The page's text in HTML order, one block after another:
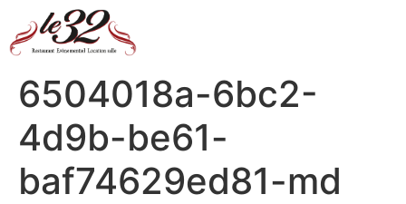
6504018a-6bc2-
4d9b-be61-
baf74629ed81-md